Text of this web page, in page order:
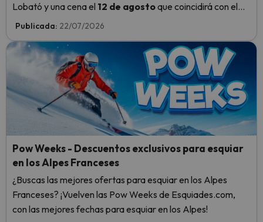
Lobató y una cena el 12 de agostoque coincidirá con el
máximo de las Perseidas y con el eclipse de Sol.
Publicada: 22/07/2026
Pow Weeks - Descuentos exclusivos para esquiar
en los Alpes Franceses
¿Buscas las mejores ofertas para esquiar en los Alpes
Franceses? ¡Vuelven las Pow Weeks de Esquiades.com,
con las mejores fechas para esquiar en los Alpes!